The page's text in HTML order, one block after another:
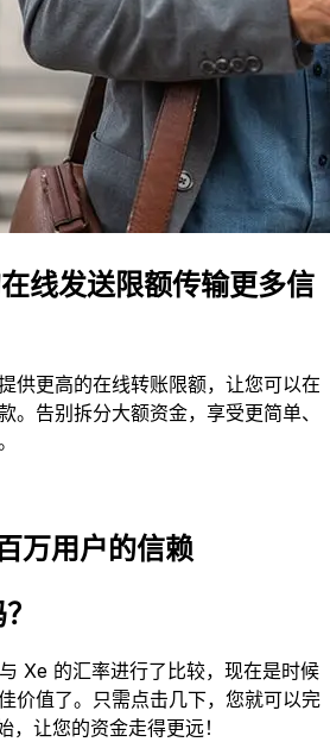
线发送限额传输更多信
供更高的在线转账限额，让您可以在
。告别拆分大额资金，享受更简单、
万用户的信赖
Xe 的汇率进行了比较，现在是时候
价值了。只需点击几下，您就可以完
让您的资金走得更远！